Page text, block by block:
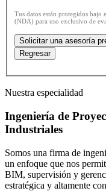
Tus datos están protegidos bajo
(NDA) para uso exclusivo de
Regresar
Nuestra especialidad
Ingeniería de
Industriales
Somos una firma de
un enfoque que nos
BIM, supervisión y
estratégica y altamente